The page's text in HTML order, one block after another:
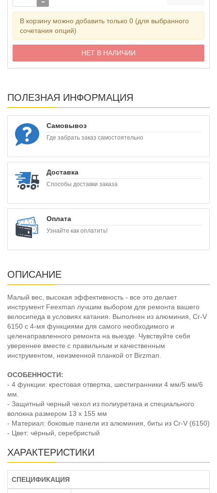
В корзину можно добавить только 0 (для выбранного
сочетания опций)
НЕТ В НАЛИЧИИ
ПОЛЕЗНАЯ ИНФОРМАЦИЯ
Самовывоз
Где забрать заказ самостоятельно
Доставка
Способы доставки заказа
Оплата
Узнайте как оплатить!
ОПИСАНИЕ
Малый вес, высокая эффективность - все это делает
инструмент Feexman лучшим выбором для ремонта вашего
велосипеда в условиях катания. Выполнен из алюминия, Cr-V
6150 с 4-мя функциями для самого необходимого и
целенаправленного ремонта на выезде. Чувствуйте себя
увереннее вместе с правильным и качественным
инструментом, неизменной планкой от Birzman.
ОСОБЕННОСТИ:
- 4 функции: крестовая отвертка, шестигранники 4 мм/5 мм/6
мм.
- Защитный черный чехол из полиуретана и специального
волокна размером 13 х 155 мм
- Материал: боковые панели из алюминия, биты из Cr-V (6150)
- Цвет: чёрный, серебристый
ХАРАКТЕРИСТИКИ
СПЕЦИФИКАЦИЯ